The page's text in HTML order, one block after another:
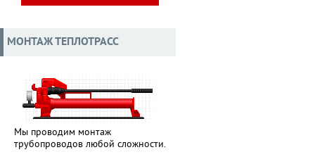
МОНТАЖ ТЕПЛОТРАСС
Мы проводим монтаж
трубопроводов любой сложности.